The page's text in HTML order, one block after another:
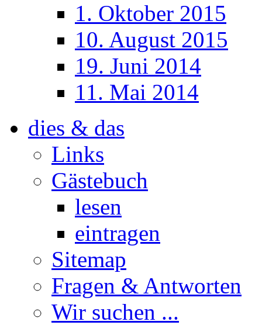
1. Oktober 2015
10. August 2015
19. Juni 2014
11. Mai 2014
dies & das
Links
Gästebuch
lesen
eintragen
Sitemap
Fragen & Antworten
Wir suchen ...